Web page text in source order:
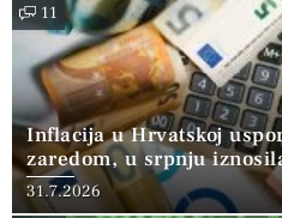
11
Inflacija u Hrvatskoj
zaredom, u srpnju
31.7.2026